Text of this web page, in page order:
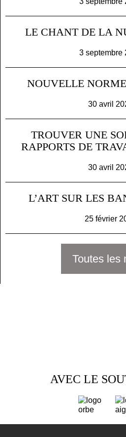
LE CHANT DE LA
3 septembre
NOUVELLE
30 avril
TROUVER UNE
RAPPORTS DE
30 avril
L’ART SUR LES
25 février
Toutes les
AVEC LE